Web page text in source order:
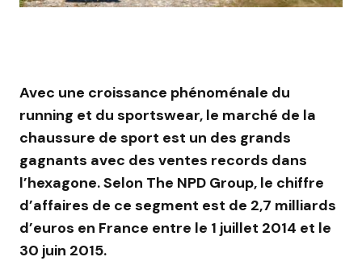
Avec une croissance phénoménale du
running et du sportswear, le marché de la
chaussure de sport est un des grands
gagnants avec des ventes records dans
l’hexagone. Selon The NPD Group, le chiffre
d’affaires de ce segment est de 2,7 milliards
d’euros en France entre le 1 juillet 2014 et le
30 juin 2015.